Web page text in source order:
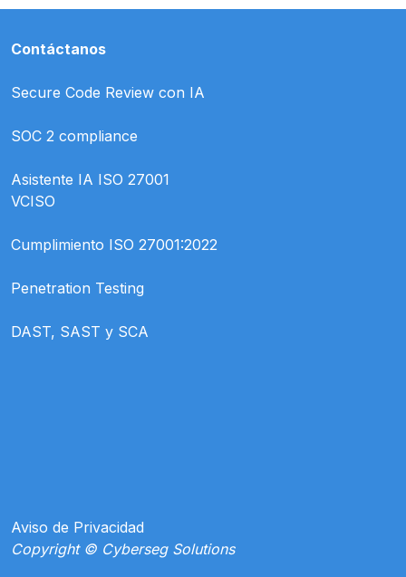
Contáctanos
Secure Code Review con IA
SOC 2 compliance
Asistente IA ISO 27001
VCISO
Cumplimiento ISO 27001:2022
Penetration Testing
DAST, SAST y SCA
Aviso de Privacidad
Copyright © Cyberseg Solutions